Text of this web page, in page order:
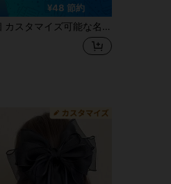
¥48 節約
レディースリボンヘアクリップ、フリルデザイン、カスタマイズ可能なテキスト、お土産として使用可能、誕生日プレゼントに最適、レディースの日常/休日/仕事着に適しています。クロコダイルクリップヘアアクセサリー、クロークリップ、ヘアピン。